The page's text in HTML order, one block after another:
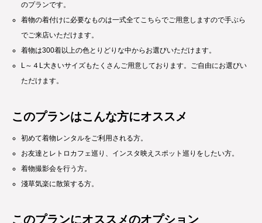
のプランです。
着物の着付けに必要なものは一式全てこちらでご用意しますので手ぶら
でご来店いただけます。
着物は300着以上の色とりどりな中からお選びいただけます。
L～４L大きいサイズもたくさんご用意しております。ご自由にお選びい
ただけます。
このプランはこんな方にオススメ
初めて着物レンタルをご利用される方。
お友達とレトロカフェ巡り、インスタ映えスポット巡りをしたい方。
着物撮影会を行う方。
淺草気楽に散策する方。
このプランにオススメのオプション